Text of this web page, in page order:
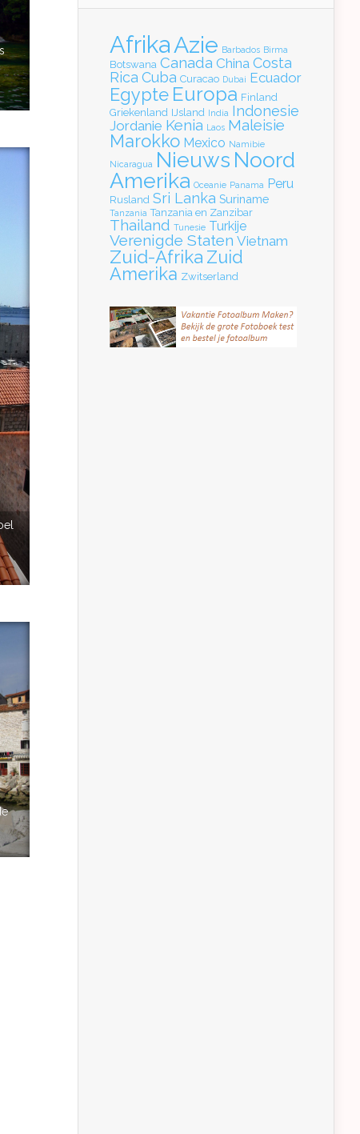
AfrikaAzie Barbados Birma
Botswana Canada China Costa
Rica Cuba Curacao Dubai Ecuador
Egypte Europa Finland
Griekenland IJsland India Indonesie
Jordanie Kenia Laos Maleisie
Marokko Mexico Namibie
Nicaragua Nieuws Noord
Amerika Oceanie Panama Peru
Rusland Sri Lanka Suriname
Tanzania Tanzania en Zanzibar
Thailand Tunesie Turkije
Verenigde Staten Vietnam
Zuid-Afrika Zuid
Amerika Zwitserland